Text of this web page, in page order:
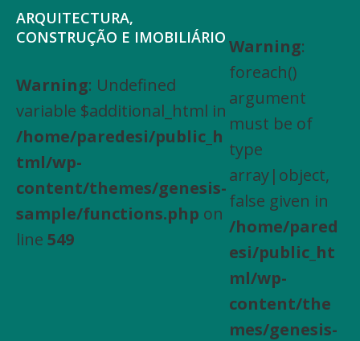
Saltar
para
menu
principal
Skip
content
ARQUITECTURA,
CONSTRUÇÃO E IMOBILIÁRIO
Engenharia
Civil,
Actividades
especializadas
de
construção,
Arrendamento
Warning: Undefined
variable $additional_html in
/home/paredesi/public_h
tml/wp-
content/themes/genesis-
sample/functions.php on
line 549
Warning:
foreach()
argument
must be of
type
array|object,
false given in
/home/pared
esi/public_ht
ml/wp-
content/the
mes/genesis-